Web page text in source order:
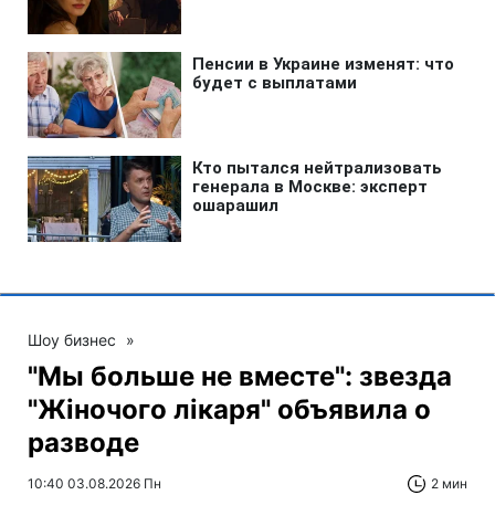
Шоу бизнес »
"Мы больше не вместе": звезда
"Жіночого лікаря" объявила о
разводе
10:40 03.08.2026 Пн 2 мин